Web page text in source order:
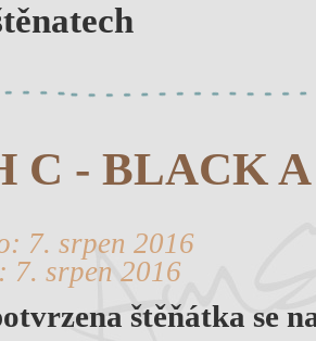
C - BLACK
7. srpen 2016
7. srpen 2016
štěňátka se